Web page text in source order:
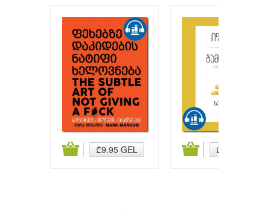
₾9.95 GEL ₾9.95 GEL
კალათაში დამატება კალათაში დამატება